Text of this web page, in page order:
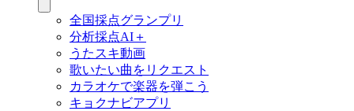
全国採点グランプリ
分析採点AI＋
うたスキ動画
歌いたい曲をリクエスト
カラオケで楽器を弾こう
キョクナビアプリ